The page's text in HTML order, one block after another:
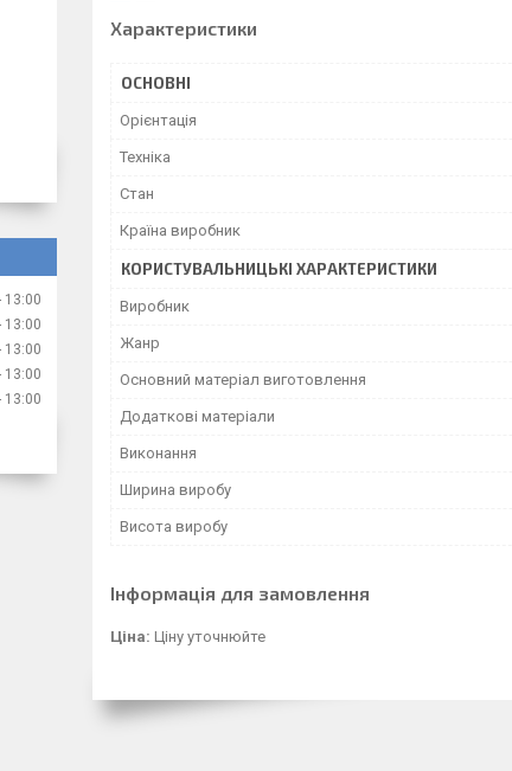
Характеристики
ОСНОВНІ
Орієнтація
Техніка
Стан
Країна виробник
КОРИСТУВАЛЬНИЦЬКІ ХАРАКТЕРИСТИКИ
Виробник
Жанр
Основний матеріал виготовлення
Додаткові матеріали
Виконання
Ширина виробу
Висота виробу
Інформація для замовлення
Ціна: Ціну уточнюйте
13:00
13:00
13:00
13:00
13:00